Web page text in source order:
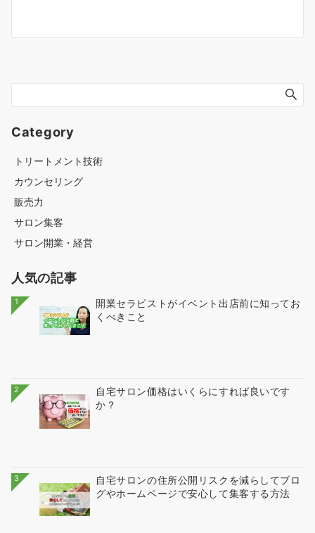
Category
トリートメント技術
カウンセリング
販売力
サロン集客
サロン開業・経営
人気の記事
1
開業セラピストがイベント出店前に知ってお
くべきこと
2
自宅サロン価格はいくらにすれば良いです
か？
3
自宅サロンの住所公開リスクを減らしてブロ
グやホームページで安心して集客する方法